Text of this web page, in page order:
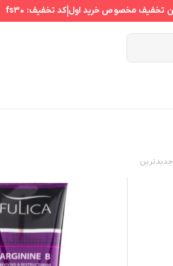
تخفیف مخصوص خرید اول کد تخفیف: fs30
جدید‌ترین